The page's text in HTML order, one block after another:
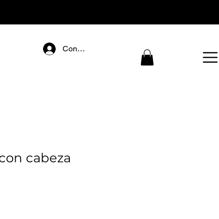
Connectez-vous
cabeza